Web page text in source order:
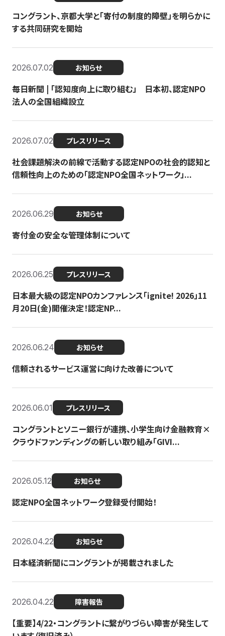
コングラント、京都大学と「寄付の制度的障壁」を明らかに
する共同研究を開始
2026.07.02 お知らせ
毎日新聞 | 「認知度向上に取り組む」 日本初、認定NPO
法人の全国組織設立
2026.07.02 プレスリリース
社会課題解決の前線で活動する認定NPOの社会的認知と
信頼性向上のための「認定NPO全国ネットワーク」...
2026.06.29 お知らせ
寄付金の安全な管理体制について
2026.06.25 プレスリリース
日本最大級の認定NPOカンファレンス「ignite! 2026」11
月20日(金)開催決定！認定NP...
2026.06.24 お知らせ
信頼されるサービス運営に向けた改善について
2026.06.01 プレスリリース
コングラントとソニー銀行が連携、小学生向け金融教育×
クラウドファンディングの新しい取り組み「GIVI...
2026.05.12 お知らせ
認定NPO全国ネットワーク登録受付開始！
2026.04.22 お知らせ
日本経済新聞にコングラントが掲載されました
2026.04.22 障害報告
【重要】4/22・コングラントに繋がりづらい障害が発生して